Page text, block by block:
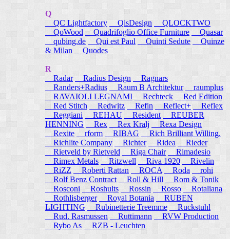
Q
QC Lightfactory
QisDesign
QLOCKTWO
QoWood Quadrifoglio Office Furniture
Quasar
qubing.de
Qui est Paul Quinti Sedute
Quinze
& Milan
Quodes
R
Radar
Radius Design
Ragnars
Randers+Radius
Raum B Architektur raumplus
RAVAIOLI LEGNAMI
Rechteck
Red Edition
Red Stitch
Redwitz Refin Reflect+
Reflex
Reggiani
REHAU Resident
REUBER
HENNING
Rex Rex Kralj
Rexa Design
Rexite
rform RIBAG
Rich Brilliant Willing.
Richlite Company
Richter Ridea
Rieder
Rietveld by Rietveld
Riga Chair
Rimadesio
Rimex Metals
Ritzwell Riva 1920
Rivelin
RiZZ
Roberti Rattan ROCA Roda
rohi
Rolf Benz Contract
Roll & Hill
Rom & Tonik
Rosconi Roshults Rossin Rosso
Rotaliana
Rothlisberger
Royal Botania
RUBEN
LIGHTING
Rubinetterie Treemme
Ruckstuhl
Rud. Rasmussen
Ruttimann
RVW Production
Rybo As
RZB - Leuchten